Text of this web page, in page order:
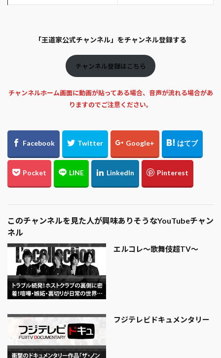
「王道家公式チャンネル」をチャンネル登録する
チャンネル登録はこちら
チャンネルホーム画面に動画が貼ってある場合、音声が流れる場合があ
りますのでご注意ください。
このチャンネルを見た人が興味ありそうなYouTubeチャン
ネル
エルコレ〜歌舞伎超TV〜
フジテレビドキュメンタリー